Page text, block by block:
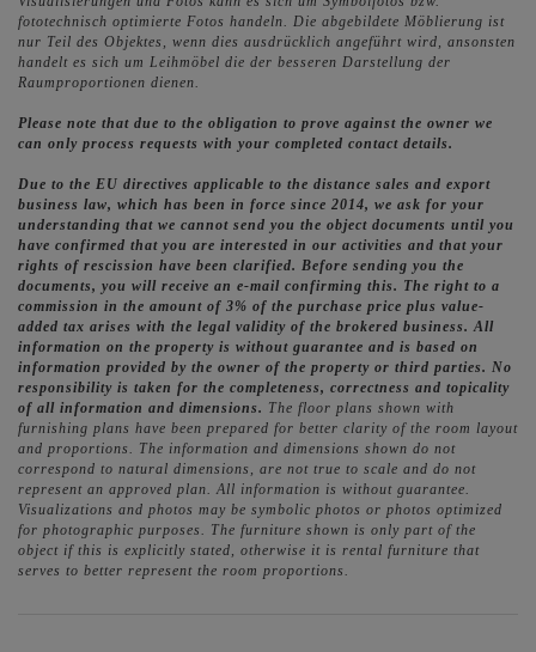
fototechnisch optimierte Fotos handeln. Die abgebildete Möblierung ist
nur Teil des Objektes, wenn dies ausdrücklich angeführt wird, ansonsten
handelt es sich um Leihmöbel die der besseren Darstellung der
Raumproportionen dienen.
Please note that due to the obligation to prove against the owner we
can only process requests with your completed contact details.
Due to the EU directives applicable to the distance sales and export
business law, which has been in force since 2014, we ask for your
understanding that we cannot send you the object documents until you
have confirmed that you are interested in our activities and that your
rights of rescission have been clarified. Before sending you the
documents, you will receive an e-mail confirming this. The right to a
commission in the amount of 3% of the purchase price plus value-
added tax arises with the legal validity of the brokered business. All
information on the property is without guarantee and is based on
information provided by the owner of the property or third parties. No
responsibility is taken for the completeness, correctness and topicality
of all information and dimensions. The floor plans shown with
furnishing plans have been prepared for better clarity of the room layout
and proportions. The information and dimensions shown do not
correspond to natural dimensions, are not true to scale and do not
represent an approved plan. All information is without guarantee.
Visualizations and photos may be symbolic photos or photos optimized
for photographic purposes. The furniture shown is only part of the
object if this is explicitly stated, otherwise it is rental furniture that
serves to better represent the room proportions.